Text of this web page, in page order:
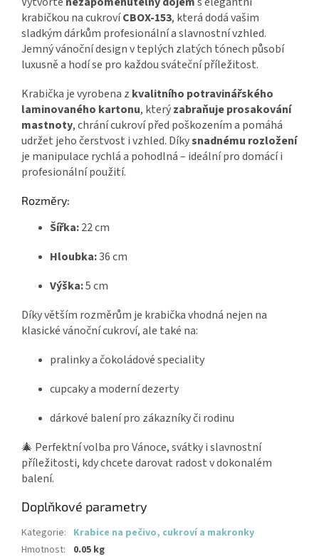
krabičkou na cukrovíCBOX-153, která dodá vašim
sladkým dárkům profesionální a slavnostní vzhled.
Jemný vánoční design v teplých zlatých tónech působí
luxusně a hodí se pro každou sváteční příležitost.
Krabička je vyrobena z kvalitního potravinářského
laminovaného kartonu, kterýzabraňuje prosakování
mastnoty, chrání cukroví před poškozením a pomáhá
udržet jeho čerstvost i vzhled. Díkysnadnému rozložení
je manipulace rychlá a pohodlná – ideální pro domácí i
profesionální použití.
Rozměry:
Šířka:22 cm
Hloubka:36 cm
Výška:5 cm
Díky větším rozměrům je krabička vhodná nejen na
klasické vánoční cukroví, ale také na:
pralinky a čokoládové speciality
cupcaky a moderní dezerty
dárkové balení pro zákazníky či rodinu
🎄 Perfektní volba pro Vánoce, svátky i slavnostní
příležitosti, kdy chcete darovat radost v dokonalém
balení.
Doplňkové parametry
Kategorie: Krabice na pečivo, cukroví a makronky
Hmotnost:
0.05 kg